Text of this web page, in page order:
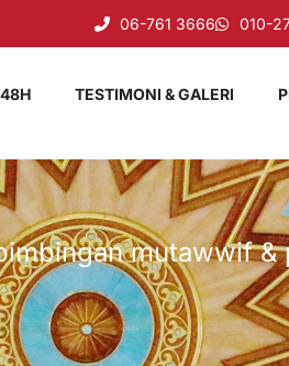
06-761 3666 010-
TESTIMONI & GALERI
mutawwif &